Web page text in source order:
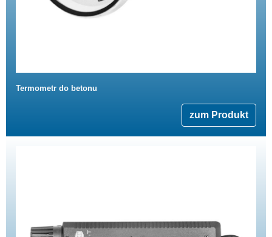
Termometr do betonu
zum Produkt